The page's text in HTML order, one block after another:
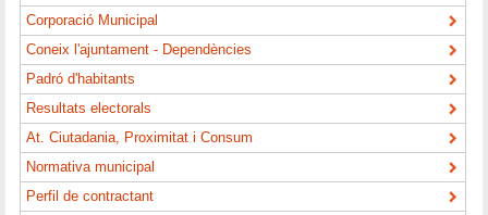
Corporació Municipal
Coneix l'ajuntament - Dependències
Padró d'habitants
Resultats electorals
At. Ciutadania, Proximitat i Consum
Normativa municipal
Perfil de contractant